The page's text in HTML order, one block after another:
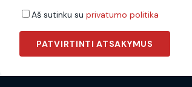
Aš sutinku su privatumo politika
PATVIRTINTI ATSAKYMUS